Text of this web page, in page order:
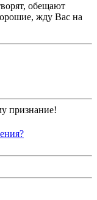
обещают
жду Вас на
признание!